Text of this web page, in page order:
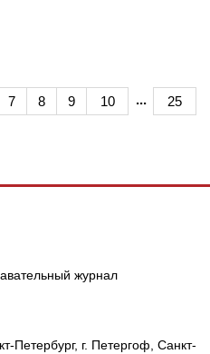
7 8 9 10 ... 25
журнал
Петербург, г. Петергоф, Санкт-